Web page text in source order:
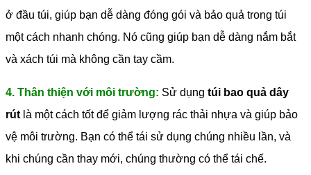
ở đầu túi, giúp bạn dễ dàng đóng gói và bảo quả trong túi
một cách nhanh chóng. Nó cũng giúp bạn dễ dàng nắm bắt
và xách túi mà không cần tay cầm.
4. Thân thiện với môi trường: Sử dụng túi bao quả dây
rút là một cách tốt để giảm lượng rác thải nhựa và giúp bảo
vệ môi trường. Bạn có thể tái sử dụng chúng nhiều lần, và
khi chúng cần thay mới, chúng thường có thể tái chế.